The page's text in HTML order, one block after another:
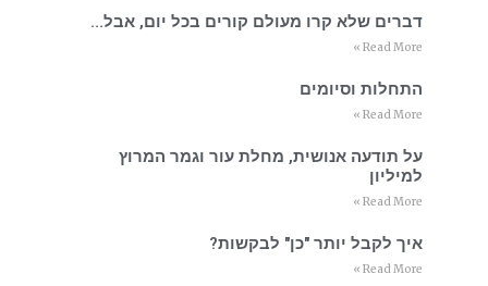
דברים שלא קרו מעולם קורים בכל יום, אבל…
Read More »
התחלות וסיומים
Read More »
על תודעה אנושית, מחלת עור וגמר המרוץ
למיליון
Read More »
איך לקבל יותר "כן" לבקשות?
Read More »